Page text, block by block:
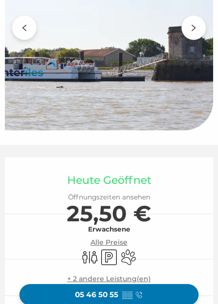
Heute Geöffnet
Öffnungszeiten ansehen
25,50 €
Erwachsene
Alle Preise
ToilettenParkplatzTiere erlaubt
+ 2 andere Leistung(en)
05 46 50 55 ▒▒